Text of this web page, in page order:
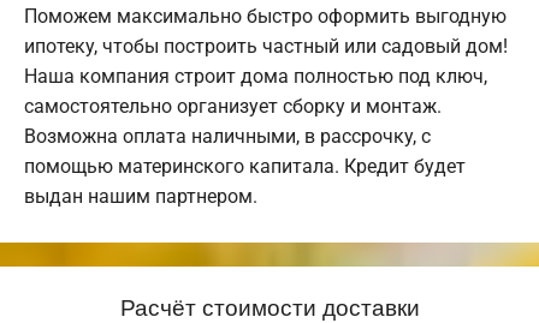
Поможем максимально быстро оформить выгодную
ипотеку, чтобы построить частный или садовый дом!
Наша компания строит дома полностью под ключ,
самостоятельно организует сборку и монтаж.
Возможна оплата наличными, в рассрочку, с
помощью материнского капитала. Кредит будет
выдан нашим партнером.
Расчёт стоимости доставки